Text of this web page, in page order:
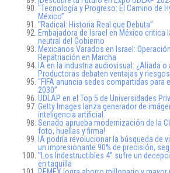
“Tecnología y Progreso: El Camino de
México”
“Radical: Historia Real que Debuta”
Embajadora de Israel en México critica
neutral del Gobierno
Mexicanos Varados en Israel:
Repatriación en Marcha
IA en la industria audiovisual: ¿Aliada o
Productoras debaten ventajas y riesgos
“FIFA anuncia sedes compartidas para
2030”
UDLAP en el Top 5 de Universidades
Getty Images lanza generador de
inteligencia artificial.
Senado aprueba modernización de la
foto, huellas y firma!
IA podría revolucionar la búsqueda de
un impresionante 90% de precisión,
“Los Indestructibles 4” sufre un
en taquilla